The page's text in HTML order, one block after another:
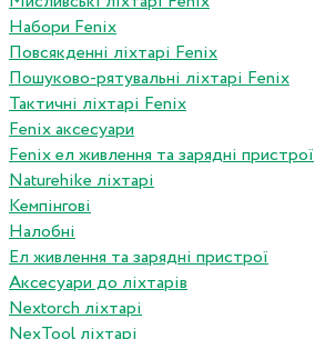
Набори Fenix
Повсякденні ліхтарі Fenix
Пошуково-рятувальні ліхтарі Fenix
Тактичні ліхтарі Fenix
Fenix аксесуари
Fenix ел живлення та зарядні пристрої
Naturehike ліхтарі
Кемпінгові
Налобні
Ел живлення та зарядні пристрої
Аксесуари до ліхтарів
Nextorch ліхтарі